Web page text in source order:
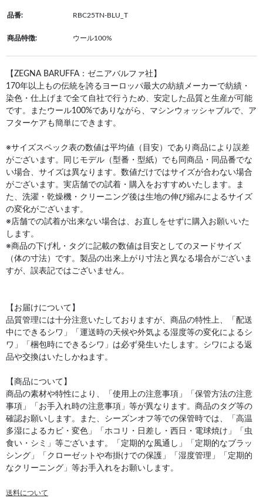
品番: RBC25TN-BLU_T
商品特徴: ウール100%
【ZEGNA BARUFFA：ゼニアバルファ社】
170年以上もの伝統を誇るヨーロッパ最大の紡績メーカーで紡績・
染色・仕上げまで全て自社で行うため、安定した品質と生産が可能
です。またウール100%でありながら、マシンウォッシャブルで、ア
フターケアも簡単にできます。
※サイズスペック表の数値は平均値（目安）であり商品により誤差
がございます。同じモデル（型番・型紙）でも同商品・同品番でな
い場合、サイズは異なります。数値だけではサイズが合わない場合
がございます。実店舗での試着・購入をおすすめいたします。ま
た、洗濯・乾燥機・クリーニング後は生地の伸び縮みによるサイズ
の変化がございます。
※店舗での試着が出来ない場合は、お直しをせずに購入お願いいた
します。
※商品の下げ札・タグに記載の数値は目安としてのヌードサイズ
（体の寸法）です。製品の出来上がり寸法と異なる場合がございま
すが、誤表記ではございません。
【お届けについて】
品質管理には十分注意いたしておりますが、商品の特性上、「配送
中にできるシワ」「運送時の天候や外気よる湿度等の変化によるシ
ワ」「梱包時にできるシワ」は必ず発生いたします。シワによる返
品や交換はいたしかねます。
【商品について】
商品の素材や特性により、「使用上の注意事項」「保管方法の注意
事項」「お手入れ時の注意事項」等が異なります。商品のタグ等の
確認お願いします。また、シーズンオフ等での保管時では、「高温
多湿によるカビ・変色」「ホコリ・日差し・西日・電球焼け」「虫
食い・シミ」等ございます。「定期的な風通し」「定期的なブラッ
シング」「クローゼットや布掛けでの保護」「湿度管理」「定期的
なクリーニング」等お手入れをお願いします。
送料について